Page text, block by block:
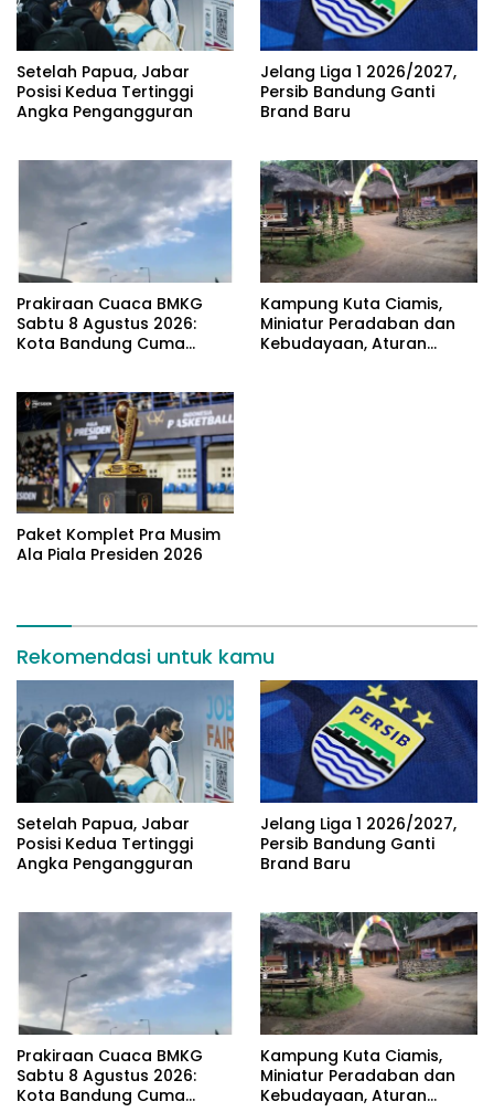
Setelah Papua, Jabar
Posisi Kedua Tertinggi
Angka Pengangguran
Jelang Liga 1 2026/2027,
Persib Bandung Ganti
Brand Baru
Prakiraan Cuaca BMKG
Sabtu 8 Agustus 2026:
Kota Bandung Cuma
Kampung Kuta Ciamis,
Miniatur Peradaban dan
Kebudayaan, Aturan
Paket Komplet Pra Musim
Ala Piala Presiden 2026
Rekomendasi untuk kamu
Setelah Papua, Jabar
Posisi Kedua Tertinggi
Angka Pengangguran
Jelang Liga 1 2026/2027,
Persib Bandung Ganti
Brand Baru
Prakiraan Cuaca BMKG
Sabtu 8 Agustus 2026:
Kota Bandung Cuma
Kampung Kuta Ciamis,
Miniatur Peradaban dan
Kebudayaan, Aturan